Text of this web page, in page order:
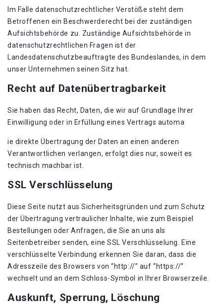
Im Falle datenschutzrechtlicher Verstöße steht dem
Betroffenen ein Beschwerderecht bei der zuständigen
Aufsichtsbehörde zu. Zuständige Aufsichtsbehörde in
datenschutzrechtlichen Fragen ist der
Landesdatenschutzbeauftragte des Bundeslandes, in dem
unser Unternehmen seinen Sitz hat.
Recht auf Datenübertragbarkeit
Sie haben das Recht, Daten, die wir auf Grundlage Ihrer
Einwilligung oder in Erfüllung eines Vertrags automa
ie direkte Übertragung der Daten an einen anderen
Verantwortlichen verlangen, erfolgt dies nur, soweit es
technisch machbar ist.
SSL Verschlüsselung
Diese Seite nutzt aus Sicherheitsgründen und zum Schutz
der Übertragung vertraulicher Inhalte, wie zum Beispiel
Bestellungen oder Anfragen, die Sie an uns als
Seitenbetreiber senden, eine SSL Verschlüsselung. Eine
verschlüsselte Verbindung erkennen Sie daran, dass die
Adresszeile des Browsers von “http://” auf “https://”
wechselt und an dem Schloss-Symbol in Ihrer Browserzeile.
Auskunft, Sperrung, Löschung